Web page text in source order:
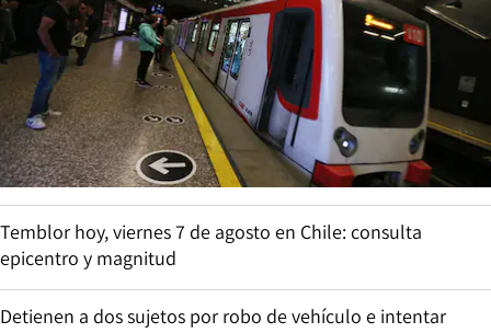
Temblor hoy, viernes 7 de agosto en Chile: consulta
epicentro y magnitud
Detienen a dos sujetos por robo de vehículo e intentar